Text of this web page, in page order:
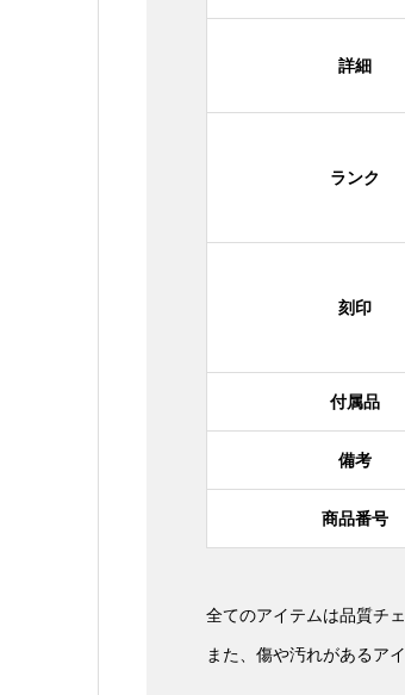
全てのアイテムは品質チ
また、傷や汚れがあるア
詳細
ランク
刻印
付属品
備考
商品番号